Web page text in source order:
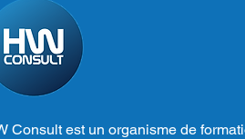
Consult est un organisme de